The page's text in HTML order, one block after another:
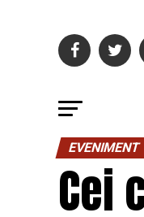
EVENIMENT
Cei